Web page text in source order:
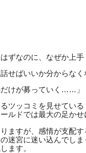
ずなのに、なぜか上手
せばいいか分からなく
だけが募っていく……」
ツッコミを見せてい
ルドでは最大の足か
ますが、感情が支配
迷宮に迷い込んでし
ます。